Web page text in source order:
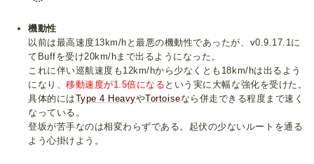
機動性
以前は最高速度13km/hと最悪の機動性であったが、v0.9.17.1に
てBuffを受け20km/hまで出るようになった。
これに伴い巡航速度も12km/hから少なくとも18km/hは出るよう
になり、移動速度が1.5倍になる という実に大幅な強化を受けた。
具体的にはType 4 HeavyやTortoiseなら併走できる程度まで速く
なっている。
登坂が苦手なのは相変わらずである。起伏の少ないルートを通る
よう心掛けよう。